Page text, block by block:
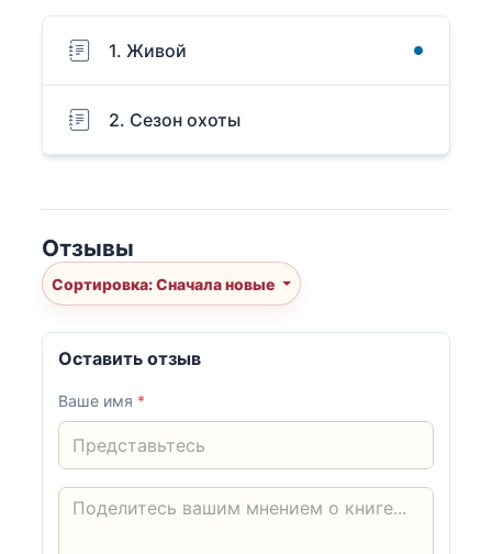
1. Живой
2. Сезон охоты
Отзывы
Сортировка: Сначала новые
Оставить отзыв
Ваше имя *